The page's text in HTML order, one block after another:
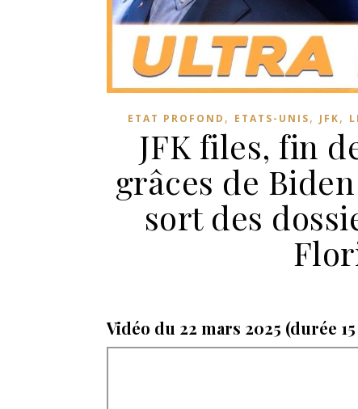
ETAT PROFOND , ETATS-UNIS, JFK,
JFK files, fin
grâces de
sort des
Vidéo du 22 mars 2025 (durée